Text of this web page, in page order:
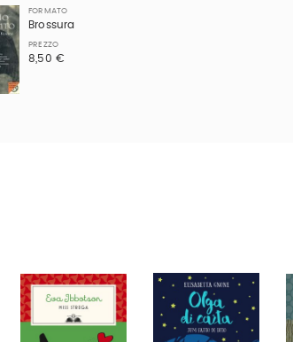
FORMATO
Brossura
PREZZO
8,50 €